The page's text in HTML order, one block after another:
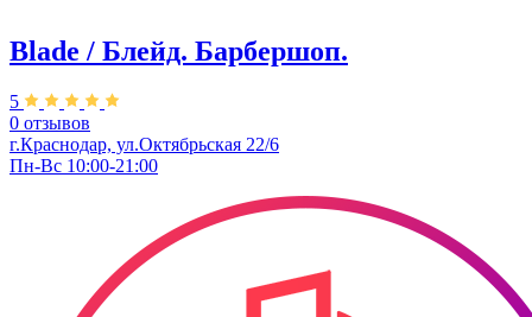
Blade / Блейд. Барбершоп.
5
0 отзывов
г.Краснодар, ул.Октябрьская 22/6
Пн-Вс 10:00-21:00